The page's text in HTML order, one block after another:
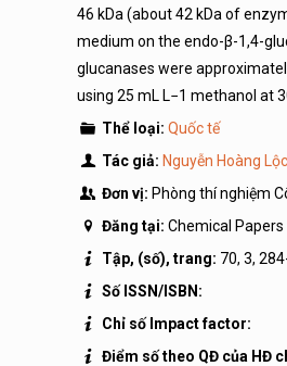
46 kDa (about 42 kDa of
medium on the endo-β-1,4-
glucanases were
using 25 mL L−1 methanol at
Thể loại: Quốc tế
Tác giả: Nguyễn Hoàng Lộc
Đơn vị: Phòng thí nghiệm
Đăng tại: Chemical Papers
Tập, (số), trang: 70, 3,
Số ISSN/ISBN:
Chỉ số Impact factor:
Điểm số theo QĐ của HĐ